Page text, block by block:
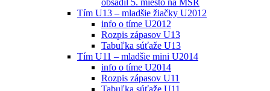
Tím U13 – mladšie žiačky U2012
info o tíme U2012
Rozpis zápasov U13
Tabuľka súťaže U13
Tím U11 – mladšie mini U2014
info o tíme U2014
Rozpis zápasov U11
Tabuľka súťaže U11